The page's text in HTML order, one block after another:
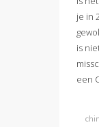
je in
is
een